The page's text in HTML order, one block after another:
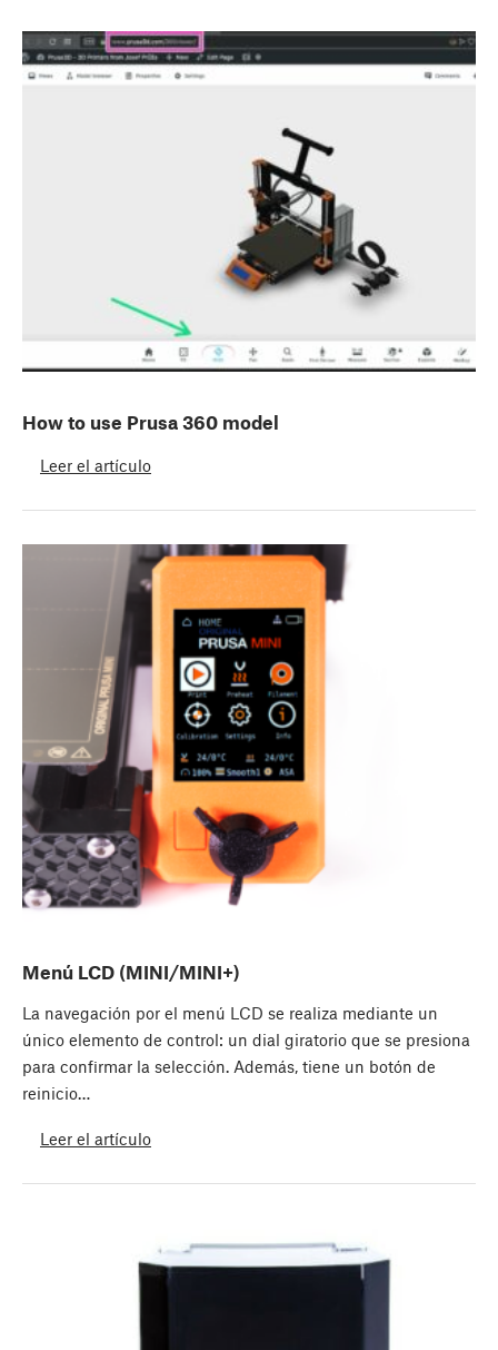
How to use Prusa 360 model
Leer el artículo
Menú LCD (MINI/MINI+)
La navegación por el menú LCD se realiza mediante un
único elemento de control: un dial giratorio que se presiona
para confirmar la selección. Además, tiene un botón de
reinicio…
Leer el artículo